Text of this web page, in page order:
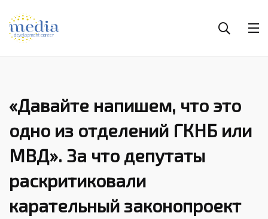
«Давайте напишем, что это
одно из отделений ГКНБ или
МВД». За что депутаты
раскритиковали
карательный законопроект